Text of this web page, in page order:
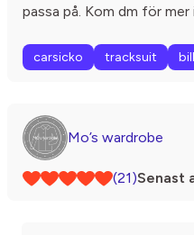
passa på. Kom dm för
carsicko tracksuit
Mo’s wardrobe
(21)Senast